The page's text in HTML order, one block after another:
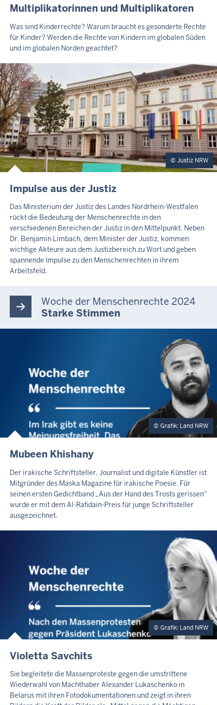
T
R
N
E
T
E
A
S
E
R
Multiplikatorinnen und Multiplikatoren
Was sind Kinderrechte? Warum braucht es gesonderte Rechte
für Kinder? Werden die Rechte von Kindern im globalen Süden
und im globalen Norden geachtet?
Justiz NRW
I
H
A
T
S
S
E
I
Impulse aus der Justiz
Das Ministerium der Justiz des Landes Nordrhein-Westfalen
rückt die Bedeutung der Menschenrechte in den
verschiedenen Bereichen der Justiz in den Mittelpunkt. Neben
Dr. Benjamin Limbach, dem Minister der Justiz, kommen
wichtige Akteure aus dem Justizbereich zu Wort und geben
spannende Impulse zu den Menschenrechten in ihrem
Arbeitsfeld.
Woche der Menschenrechte 2024
Starke Stimmen
Grafik: Land NRW
E
T
E
N
E
R
Mubeen Khishany
Der irakische Schriftsteller, Journalist und digitale Künstler ist
Mitgründer des Maska Magazine für irakische Poesie. Für
seinen ersten Gedichtband „Aus der Hand des Trosts gerissen“
wurde er mit dem Al-Rafidain-Preis für junge Schriftsteller
ausgezeichnet.
Grafik: Land NRW
E
T
E
N
Violetta Savchits
Sie begleitete die Massenproteste gegen die umstrittene
Wiederwahl von Machthaber Alexander Lukaschenko in
Belarus mit ihren Fotodokumentationen und zeigt in ihren